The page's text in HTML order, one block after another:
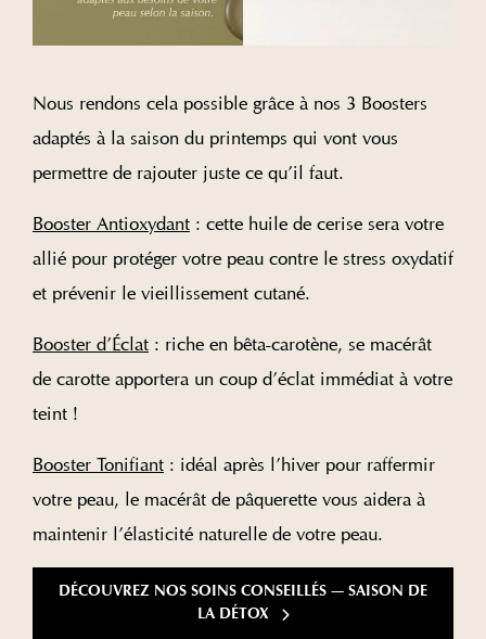
Nous rendons cela possible grâce à nos 3 Boosters
adaptés à la saison du printemps qui vont vous
permettre de rajouter juste ce qu’il faut.
Booster Antioxydant : cette huile de cerise sera votre
allié pour protéger votre peau contre le stress oxydatif
et prévenir le vieillissement cutané.
Booster d’Éclat : riche en bêta-carotène, se macérât
de carotte apportera un coup d’éclat immédiat à votre
teint !
Booster Tonifiant : idéal après l’hiver pour raffermir
votre peau, le macérât de pâquerette vous aidera à
maintenir l’élasticité naturelle de votre peau.
DÉCOUVREZ NOS SOINS CONSEILLÉS — SAISON DE
LA DÉTOX